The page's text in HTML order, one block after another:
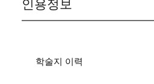
인용정보
학술지 이력